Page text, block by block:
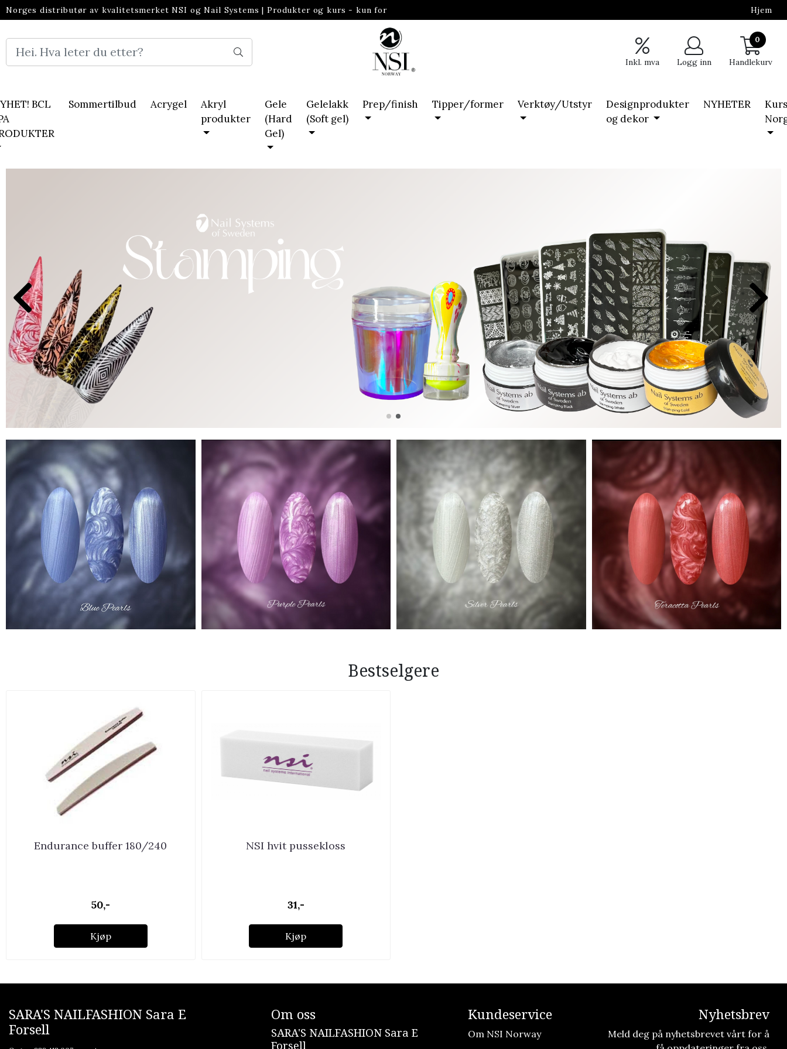
Norges distributør av kvalitetsmerket NSI og Nail Systems |Produkter og kurs - kun for
Hjem
Inkl. mva Logg inn
0
Handlekurv
BCL
Sommertilbud Acrygel
Akryl
produkter
Gele
(Hard
Gel)
Gelelakk
(Soft gel)
Prep/finish Tipper/former Verktøy/Utstyr
Designprodukter
og dekor
NYHETER
Bestselgere
Endurance buffer 180/240
50,-
Kjøp
NSI hvit pussekloss
31,-
Kjøp
SARA'S NAILFASHION Sara E
Forsell
Om oss
SARA'S NAILFASHION Sara E
Forsell
Kundeservice
Om NSI Norway
Nyhetsbrev
Meld deg på nyhetsbrevet vårt for å